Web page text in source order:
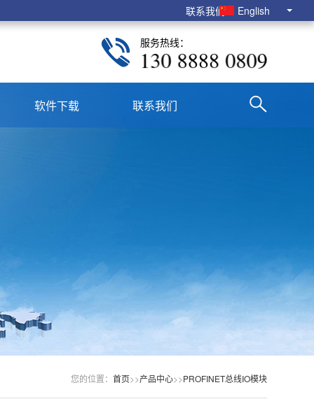
联系我们 English
服务热线：
130 8888 0809
软件下载 联系我们
您的位置： 首页>>产品中心>>PROFINET总线IO模块